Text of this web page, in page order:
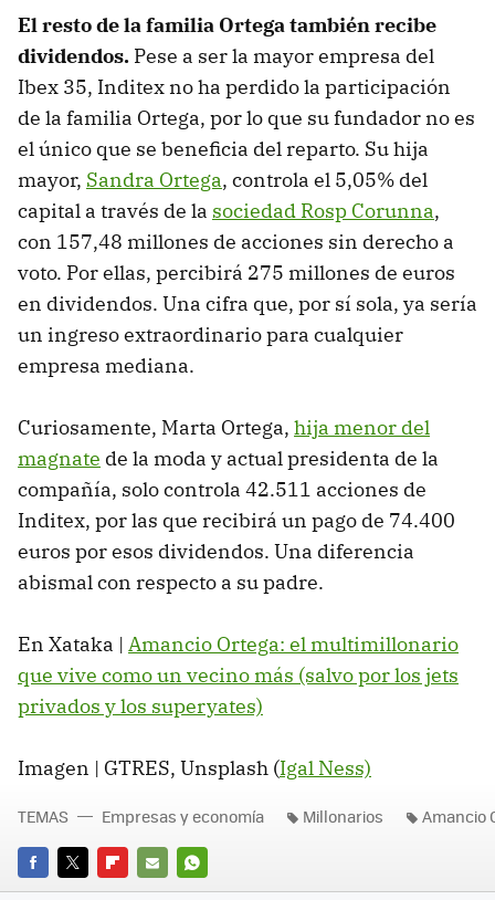
El resto de la familia Ortega también recibe
dividendos. Pese a ser la mayor empresa del
Ibex 35, Inditex no ha perdido la participación
de la familia Ortega, por lo que su fundador no es
el único que se beneficia del reparto. Su hija
mayor, Sandra Ortega, controla el 5,05% del
capital a través de la sociedad Rosp Corunna,
con 157,48 millones de acciones sin derecho a
voto. Por ellas, percibirá 275 millones de euros
en dividendos. Una cifra que, por sí sola, ya sería
un ingreso extraordinario para cualquier
empresa mediana.
Curiosamente, Marta Ortega, hija menor del
magnate de la moda y actual presidenta de la
compañía, solo controla 42.511 acciones de
Inditex, por las que recibirá un pago de 74.400
euros por esos dividendos. Una diferencia
abismal con respecto a su padre.
En Xataka | Amancio Ortega: el multimillonario
que vive como un vecino más (salvo por los jets
privados y los superyates)
Imagen | GTRES, Unsplash (Igal Ness)
FACEBOOK
TWITTERFLIPBOARD
E-
WHATSAPP
TEMAS Empresas y economía Millonarios Amancio